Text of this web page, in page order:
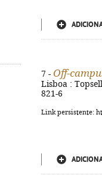
7 - Off-
Lisboa :
821-6
Link persistente: